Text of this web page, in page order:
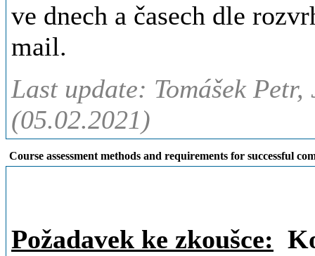
ve dnech a časech dle
mail.
Last update: Tomášek
(05.02.2021)
Course assessment methods and requirements for successful
Požadavek ke zkoušce: